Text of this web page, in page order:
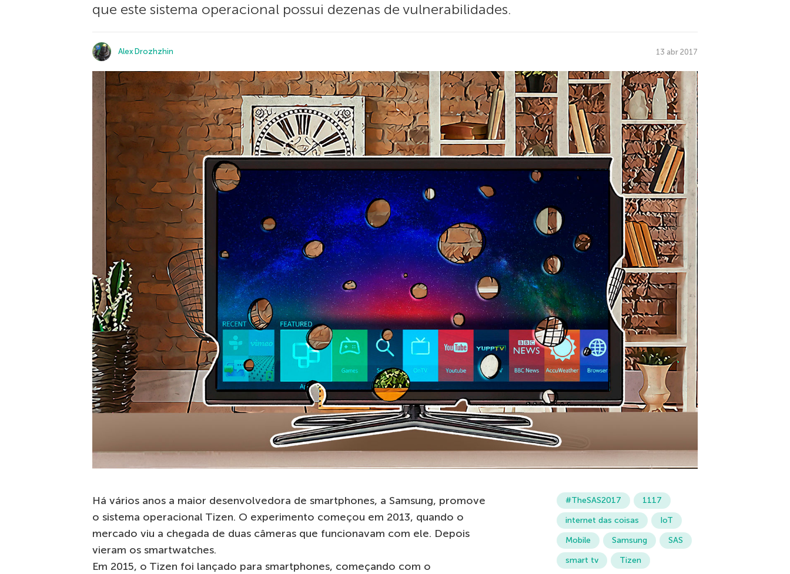
que este sistema operacional possui dezenas de vulnerabilidades.
Alex Drozhzhin 13 abr 2017
Há vários anos a maior desenvolvedora de smartphones, a Samsung, promove
o sistema operacional Tizen. O experimento começou em 2013, quando o
mercado viu a chegada de duas câmeras que funcionavam com ele. Depois
vieram os smartwatches.
Em 2015, o Tizen foi lançado para smartphones, começando com o
#TheSAS2017
1117
internet das coisas
IoT
Mobile
Samsung
SAS
smart tv
Tizen